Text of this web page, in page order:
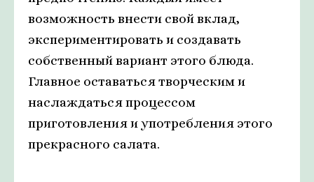
возможность внести свой вклад,
экспериментировать и создавать
собственный вариант этого блюда.
Главное оставаться творческим и
наслаждаться процессом
приготовления и употребления этого
прекрасного салата.